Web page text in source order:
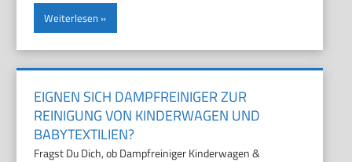
Weiterlesen
EIGNEN SICH DAMPFREINIGER ZUR
REINIGUNG VON KINDERWAGEN UND
BABYTEXTILIEN?
Fragst Du Dich, ob Dampfreiniger Kinderwagen &